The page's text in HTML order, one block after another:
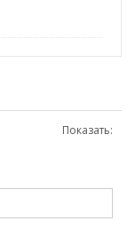
Показать: